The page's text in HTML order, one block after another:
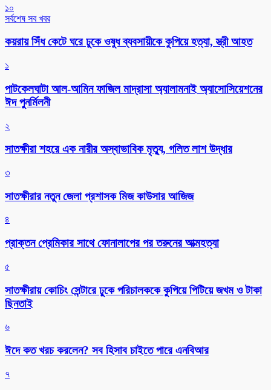
১০
সর্বশেষ সব খবর
কয়রায় সিঁধ কেটে ঘরে ঢুকে ওষুধ ব্যবসায়ীকে কুপিয়ে হত্যা, স্ত্রী আহত
১
পাটকেলঘাটা আল-আমিন ফাজিল মাদ্রাসা অ্যালামনাই অ্যাসোসিয়েশনের
ঈদ পুনর্মিলনী
২
সাতক্ষীরা শহরে এক নারীর অস্বাভাবিক মৃত্যু, গলিত লাশ উদ্ধার
৩
সাতক্ষীরার নতুন জেলা প্রশাসক মিজ কাউসার আজিজ
৪
প্রাক্তন প্রেমিকার সাথে ফোনালাপের পর তরুনের আত্মহত্যা
৫
সাতক্ষীরায় কোচিং সেন্টারে ঢুকে পরিচালককে কুপিয়ে পিটিয়ে জখম ও টাকা
ছিনতাই
৬
ঈদে কত খরচ করলেন? সব হিসাব চাইতে পারে এনবিআর
৭